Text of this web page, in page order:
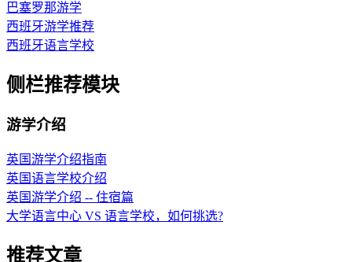
巴塞罗那游学
西班牙游学推荐
西班牙语言学校
侧栏推荐模块
游学介绍
英国游学介绍指南
英国语言学校介绍
英国游学介绍 -- 住宿篇
大学语言中心 VS 语言学校，如何挑选?
推荐文章